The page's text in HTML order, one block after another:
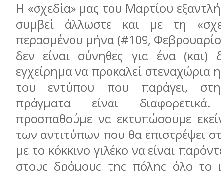
Η «σχεδία» μας του Μαρτίου
συμβεί άλλωστε και με τη
περασμένου μήνα (#109,
δεν είναι σύνηθες για ένα (και)
εγχείρημα να προκαλεί στεναχώρια
του εντύπου που παράγει,
πράγματα είναι
προσπαθούμε να εκτυπώσουμε
των αντιτύπων που θα επιστρέψει
με το κόκκινο γιλέκο να είναι
στους δρόμους της πόλης όλο το